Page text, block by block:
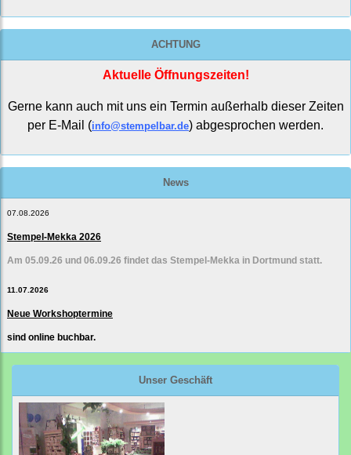
ACHTUNG
Aktuelle Öffnungszeiten!
Gerne kann auch mit uns ein Termin außerhalb dieser Zeiten
per E-Mail (info@stempelbar.de) abgesprochen werden.
News
07.08.2026
Stempel-Mekka 2026
Am 05.09.26 und 06.09.26 findet das Stempel-Mekka in Dortmund statt.
11.07.2026
Neue Workshoptermine
sind online buchbar.
Unser Geschäft